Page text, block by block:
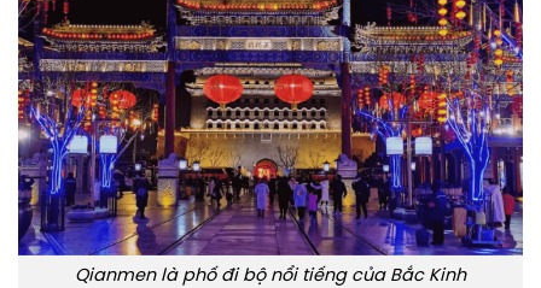
Qianmen là phố đi bộ nổi tiếng của Bắc Kinh